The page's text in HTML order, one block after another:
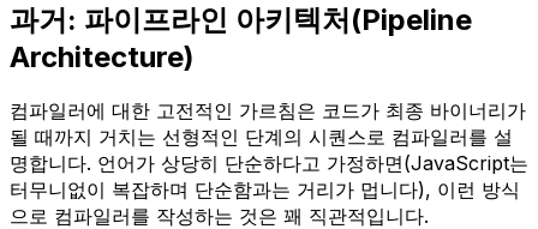
과거: 파이프라인 아키텍처(Pipeline
Architecture)
컴파일러에 대한 고전적인 가르침은 코드가 최종 바이너리가
될 때까지 거치는 선형적인 단계의 시퀀스로 컴파일러를 설
명합니다. 언어가 상당히 단순하다고 가정하면(JavaScript는
터무니없이 복잡하며 단순함과는 거리가 멉니다), 이런 방식
으로 컴파일러를 작성하는 것은 꽤 직관적입니다.